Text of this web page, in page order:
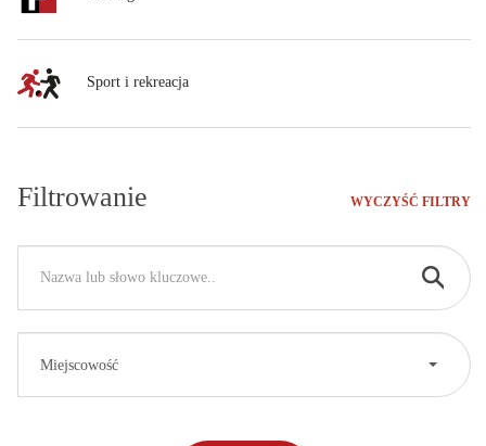
Sport i rekreacja
Filtrowanie WYCZYŚĆ FILTRY
Miejscowość